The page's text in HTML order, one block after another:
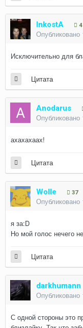
InkostA 4
Опубликовано
Исключительно для
Цитата
Anodarus
Опубликовано
ахахахаах!
Цитата
Wolle 37
Опубликовано
я за:D
Но мой голос нечего
Цитата
darkhumann
Опубликовано
С одной стороны это